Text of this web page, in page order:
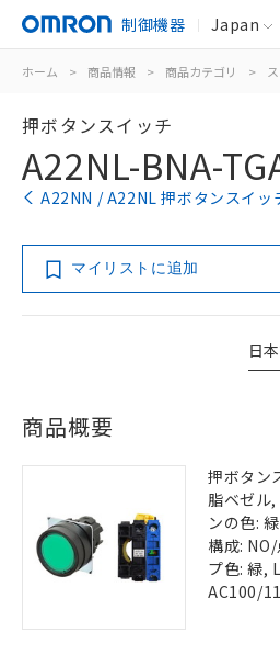
制御機器 Japan
ホーム > 商品情報 > 商品カテゴリ >
押ボタンスイッチ
A22NL-BNA-
A22NN / A22NL 押ボタンスイッ
マイリストに追加
日
商品概要
押ボタン
脂ベゼル
ンの色:
構成:
プ色: 緑,
AC100/